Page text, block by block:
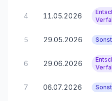
4 11.05.2026
5 29.05.2026
6 29.06.2026
7 06.07.2026